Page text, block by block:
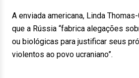
A enviada americana, Linda
que a Rússia “fabrica alegações
ou biológicas para justificar seus
violentos ao povo ucraniano”.